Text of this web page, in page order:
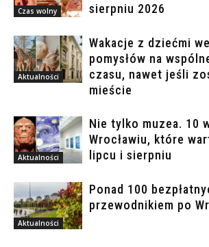
Czas wolny
sierpniu 2026
Aktualności
Wakacje z dziećmi
pomysłów na
czasu, nawet jeśli
mieście
Aktualności
Nie tylko muzea. 10
Wrocławiu, które
lipcu i sierpniu
Aktualności
Ponad 100
przewodnikiem po